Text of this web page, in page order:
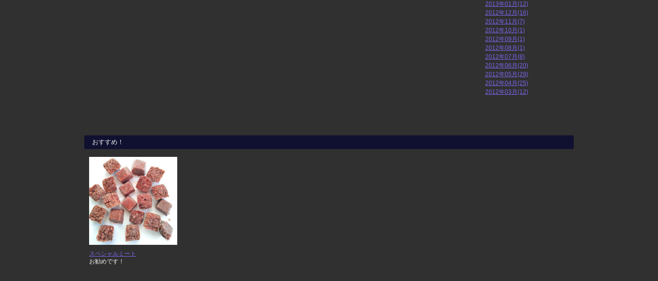
2013年01月(12)
2012年12月(16)
2012年11月(7)
2012年10月(1)
2012年09月(1)
2012年08月(1)
2012年07月(8)
2012年06月(20)
2012年05月(29)
2012年04月(25)
2012年03月(12)
おすすめ！
スペシャルミート
お勧めです！